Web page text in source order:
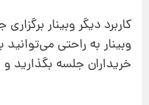
کاربرد دیگر وبینار
وبینار به‌ راحتی می‌توانید
خریداران جلسه بگذارید و